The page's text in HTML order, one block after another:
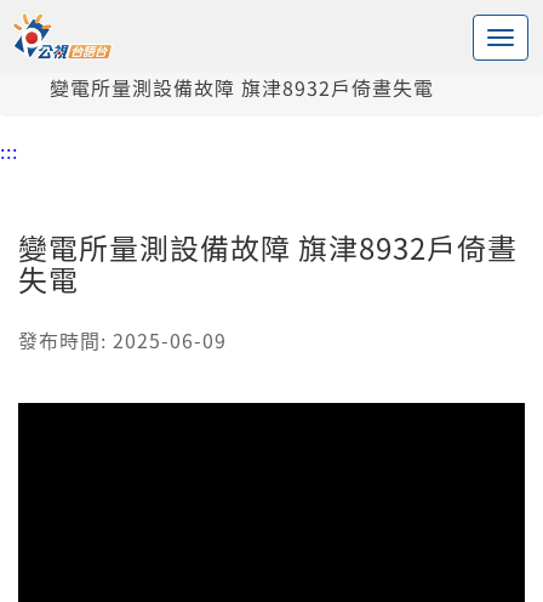
中央內容區塊
頭頁
變電所量測設備故障 旗津8932戶倚晝失電
:::
變電所量測設備故障 旗津8932戶倚晝
失電
發布時間: 2025-06-09